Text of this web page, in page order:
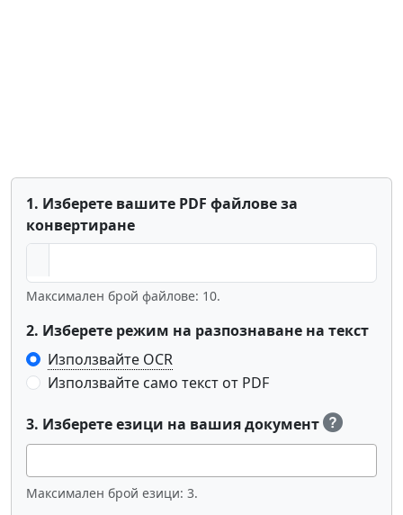
1. Изберете вашите PDF файлове за
конвертиране
Максимален брой файлове: 10.
2. Изберете режим на разпознаване на текст
Използвайте OCR
Използвайте само текст от PDF
3. Изберете езици на вашия документ
Максимален брой езици: 3.